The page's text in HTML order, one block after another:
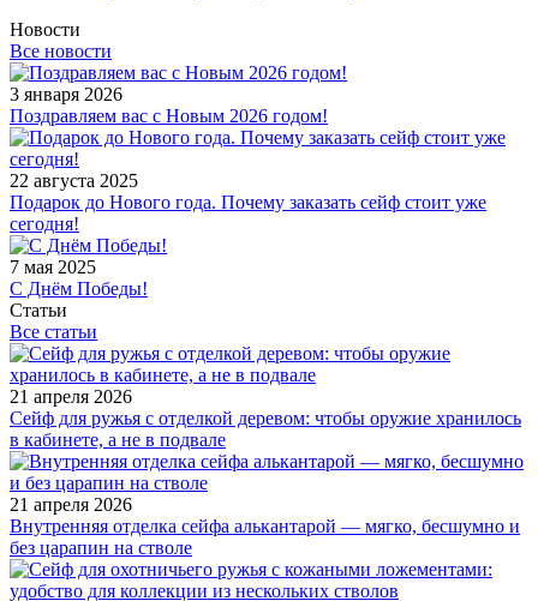
Новости
Все новости
3 января 2026
Поздравляем вас с Новым 2026 годом!
22 августа 2025
Подарок до Нового года. Почему заказать сейф стоит уже
сегодня!
7 мая 2025
С Днём Победы!
Статьи
Все статьи
21 апреля 2026
Сейф для ружья с отделкой деревом: чтобы оружие хранилось
в кабинете, а не в подвале
21 апреля 2026
Внутренняя отделка сейфа алькантарой — мягко, бесшумно и
без царапин на стволе